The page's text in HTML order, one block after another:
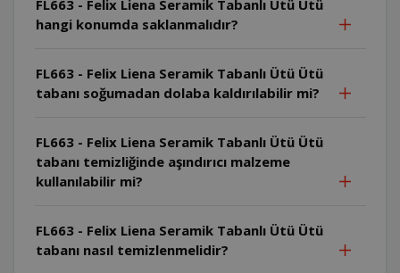
FL663 - Felix Liena Seramik Tabanlı Ütü Ütü
hangi konumda saklanmalıdır?
FL663 - Felix Liena Seramik Tabanlı Ütü Ütü
tabanı soğumadan dolaba kaldırılabilir mi?
FL663 - Felix Liena Seramik Tabanlı Ütü Ütü
tabanı temizliğinde aşındırıcı malzeme
kullanılabilir mi?
FL663 - Felix Liena Seramik Tabanlı Ütü Ütü
tabanı nasıl temizlenmelidir?